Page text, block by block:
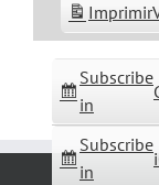
Subscribe
in
Subscribe
in
Imprimir